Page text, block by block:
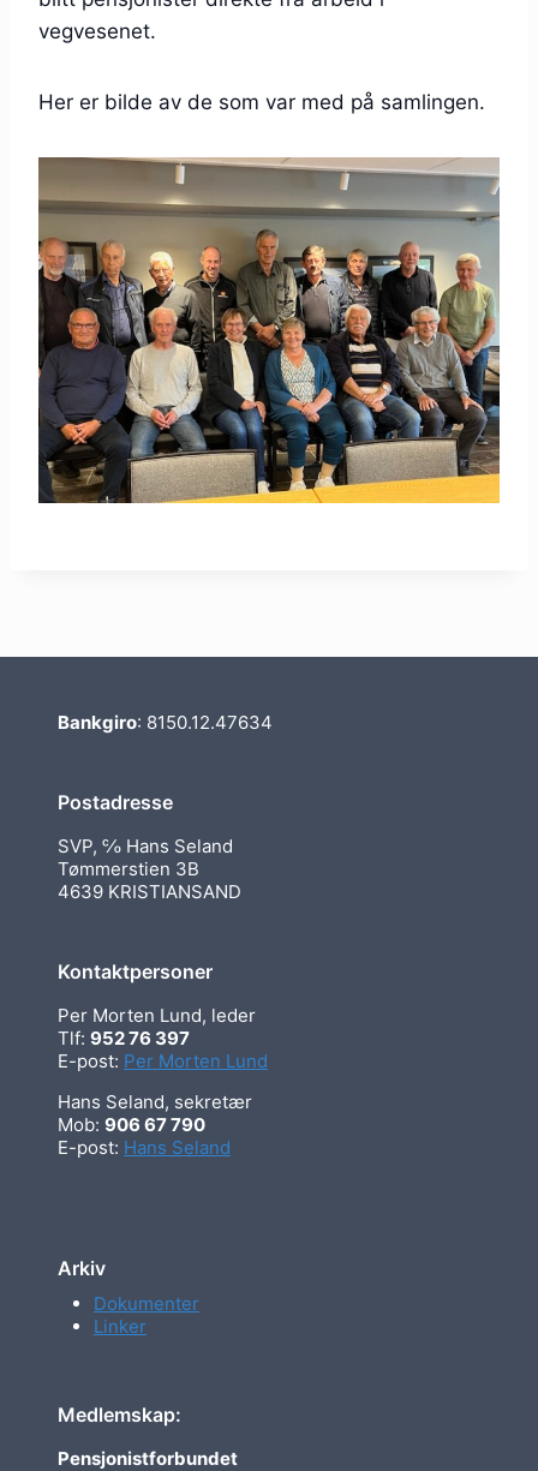
vegvesenet.
Her er bilde av de som var med på samlingen.
Bankgiro: 8150.12.47634
Postadresse
SVP, ℅ Hans Seland
Tømmerstien 3B
4639 KRISTIANSAND
Kontaktpersoner
Per Morten Lund, leder
Tlf: 952 76 397
E-post: Per Morten Lund
Hans Seland, sekretær
Mob: 906 67 790
E-post: Hans Seland
Arkiv
Dokumenter
Linker
Medlemskap:
Pensjonistforbundet